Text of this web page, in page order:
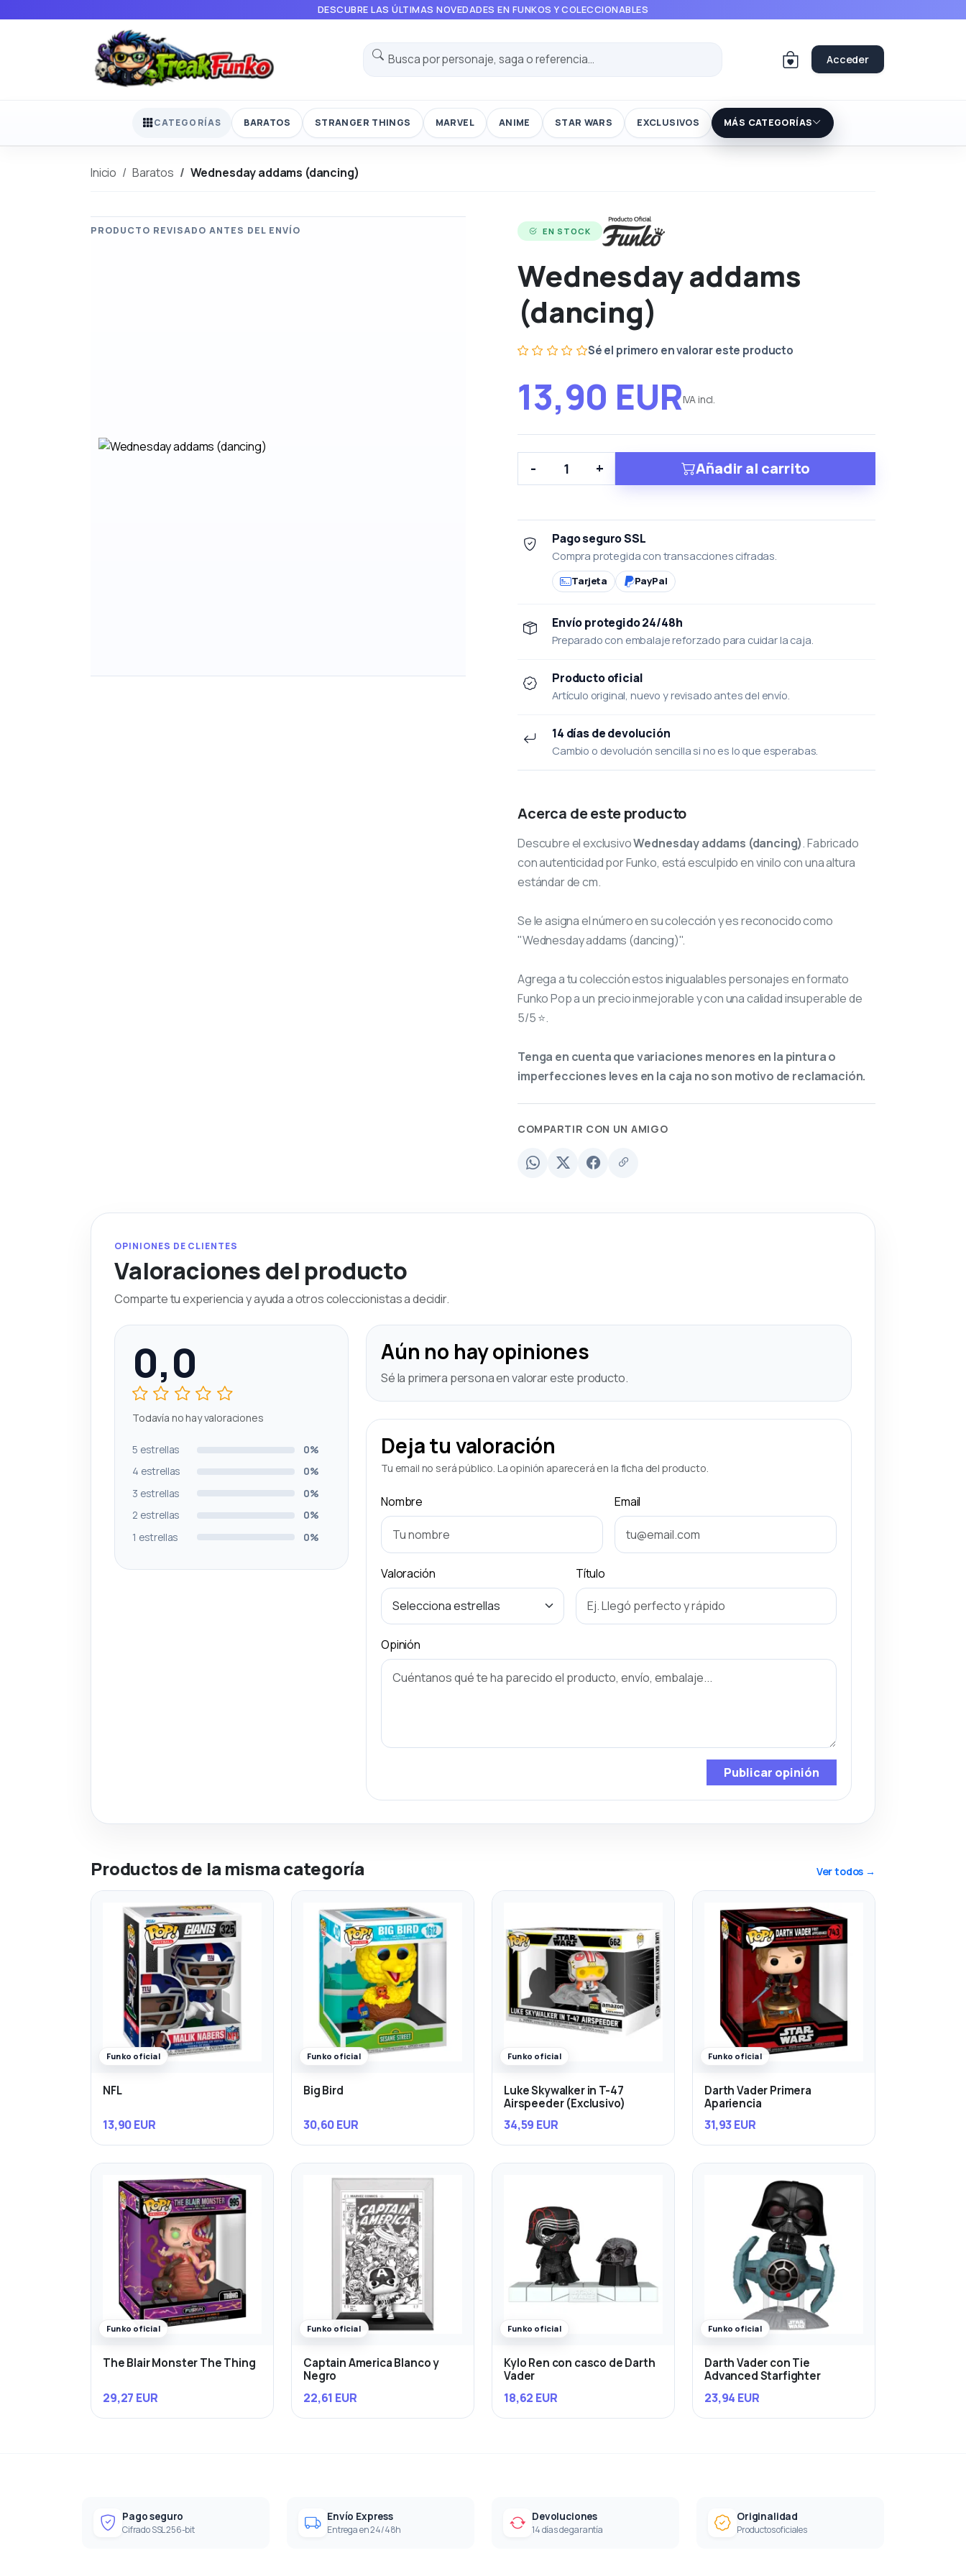
DESCUBRE LAS ÚLTIMAS NOVEDADES EN FUNKOS Y COLECCIONABLES
Acceder
CATEGORÍAS BARATOS STRANGER THINGS MARVEL ANIME STAR WARS EXCLUSIVOS MÁS CATEGORÍAS
Inicio Baratos Wednesday addams (dancing)
EN STOCK
Wednesday addams
(dancing)
Sé el primero en valorar este producto
13,90 EURIVA incl.
- + Añadir al carrito
Pago seguro SSL
Compra protegida con transacciones cifradas.
Tarjeta PayPal
Envío protegido 24/48h
Preparado con embalaje reforzado para cuidar la caja.
Producto oficial
Artículo original, nuevo y revisado antes del envío.
14 días de devolución
Cambio o devolución sencilla si no es lo que esperabas.
Acerca de este producto
Descubre el exclusivoWednesday addams (dancing). Fabricado
con autenticidad por Funko, está esculpido en vinilo con una altura
estándar de cm.
Se le asigna el númeroen su colección y es reconocido como
"Wednesday addams (dancing)".
Agrega a tu colección estos inigualables personajes en formato
Funko Pop a un precio inmejorable y con una calidad insuperable de
5/5 ⭐.
Tenga en cuenta que variaciones menores en la pintura o
imperfecciones leves en la caja no son motivo de reclamación.
COMPARTIR CON UN AMIGO
OPINIONES DE CLIENTES
Valoraciones del producto
Comparte tu experiencia y ayuda a otros coleccionistas a decidir.
0,0
Todavía no hay valoraciones
5 estrellas
0%
4 estrellas
0%
3 estrellas
0%
2 estrellas
0%
1 estrellas
0%
Aún no hay opiniones
Sé la primera persona en valorar este producto.
Deja tu valoración
Tu email no será público. La opinión aparecerá en la ficha del producto.
Nombre Email
Valoración Título
Opinión
Publicar opinión
Productos de la misma categoría Ver todos →
Funko oficial
NFL
13,90 EUR
Funko oficial
Big Bird
30,60 EUR
Funko oficial
Luke Skywalker in T-47
Airspeeder (Exclusivo)
34,59 EUR
Funko oficial
Darth Vader Primera
Apariencia
31,93 EUR
Funko oficial
The Blair Monster The Thing
29,27 EUR
Funko oficial
Captain America Blanco y
Negro
22,61 EUR
Funko oficial
Kylo Ren con casco de Darth
Vader
18,62 EUR
Funko oficial
Darth Vader con Tie
Advanced Starfighter
23,94 EUR
Pago seguro
Cifrado SSL 256-bit
Envío Express
Entrega en 24/48h
Devoluciones
14 días de garantía
Originalidad
Productos oficiales